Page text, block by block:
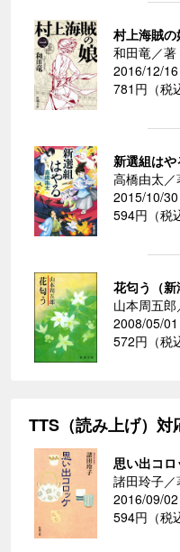
村上海賊の
和田竜／著
2016/12/16
781円（税
新選組はや
高橋由太／
2015/10/30
594円（税
花匂う（新
山本周五郎
2008/05/01
572円（税
TTS（読み上げ）対
思い出コロ
諸田玲子／
2016/09/02
594円（税